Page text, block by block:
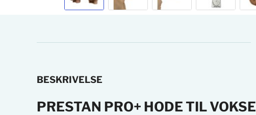
BESKRIVELSE
PRESTAN PRO+ HODE TIL